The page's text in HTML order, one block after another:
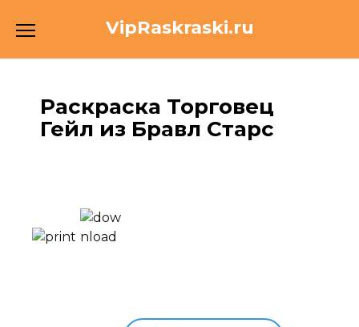
VipRaskraski.ru
Раскраска Торговец
Гейл из Бравл Старс